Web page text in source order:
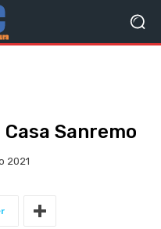
Sanremo
2021